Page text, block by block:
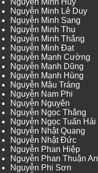
Nguyễn Minh Huy
Nguyễn Minh Lê Duy
Nguyễn Minh Sang
Nguyễn Minh Thu
Nguyễn Minh Thắng
Nguyễn Minh Đạt
Nguyễn Mạnh Cường
Nguyễn Mạnh Dũng
Nguyễn Mạnh Hùng
Nguyễn Mậu Tráng
Nguyễn Nam Phi
Nguyễn Nguyên
Nguyễn Ngọc Thắng
Nguyễn Ngọc Tuấn Hải
Nguyễn Nhật Quang
Nguyễn Nhật Đức
Nguyễn Phan Hiệp
Nguyễn Phan Thuận An
Nguyễn Phi Sơn